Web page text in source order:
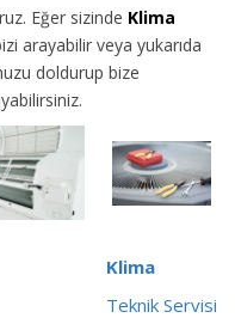
Eğer sizinde Klima
arayabilir veya yukarıda
doldurup bize
Klima
Teknik Servisi